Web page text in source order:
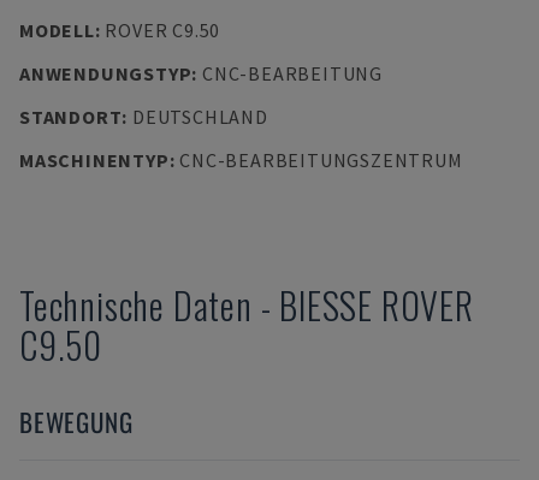
MODELL: ROVER C9.50
ANWENDUNGSTYP: CNC-BEARBEITUNG
STANDORT: DEUTSCHLAND
MASCHINENTYP: CNC-BEARBEITUNGSZENTRUM
Technische Daten - BIESSE ROVER
C9.50
BEWEGUNG